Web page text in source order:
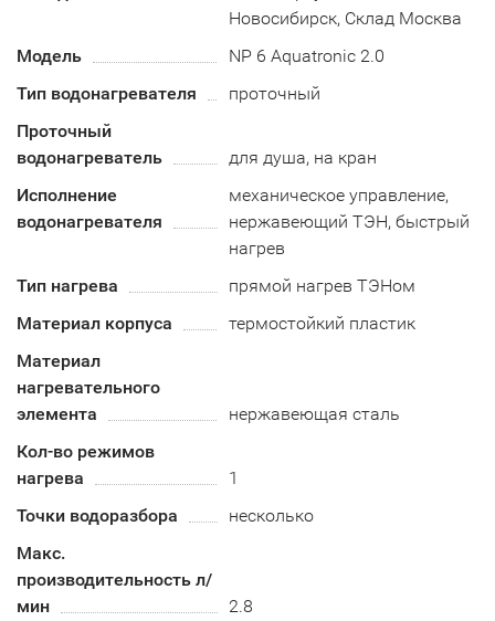
Новосибирск, Склад Москва
Модель
NP 6 Aquatronic 2.0
Тип водонагревателя
проточный
Проточный
водонагреватель
для душа, на кран
Исполнение
водонагревателя
механическое управление,
нержавеющий ТЭН, быстрый
нагрев
Тип нагрева
прямой нагрев ТЭНом
Материал корпуса
термостойкий пластик
Материал
нагревательного
элемента
нержавеющая сталь
Кол-во режимов
нагрева
1
Точки водоразбора
несколько
Макс.
производительность л/
мин
2.8